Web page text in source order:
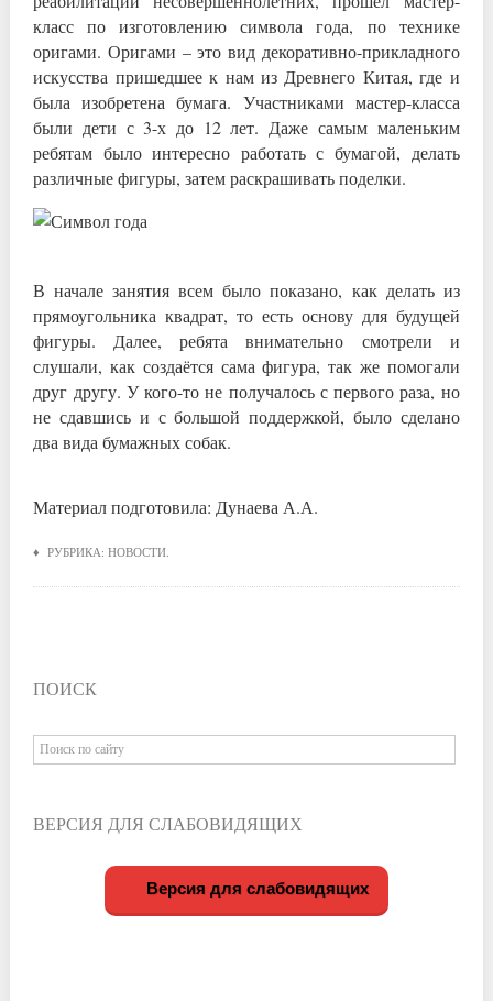
класс по изготовлению символа года, по технике
оригами. Оригами – это вид декоративно-прикладного
искусства пришедшее к нам из Древнего Китая, где и
была изобретена бумага. Участниками мастер-класса
были дети с 3-х до 12 лет. Даже самым маленьким
ребятам было интересно работать с бумагой, делать
различные фигуры, затем раскрашивать поделки.
В начале занятия всем было показано, как делать из
прямоугольника квадрат, то есть основу для будущей
фигуры. Далее, ребята внимательно смотрели и
слушали, как создаётся сама фигура, так же помогали
друг другу. У кого-то не получалось с первого раза, но
не сдавшись и с большой поддержкой, было сделано
два вида бумажных собак.
Материал подготовила: Дунаева А.А.
♦ РУБРИКА:НОВОСТИ.
ПОИСК
ВЕРСИЯ ДЛЯ СЛАБОВИДЯЩИХ
Версия для слабовидящих